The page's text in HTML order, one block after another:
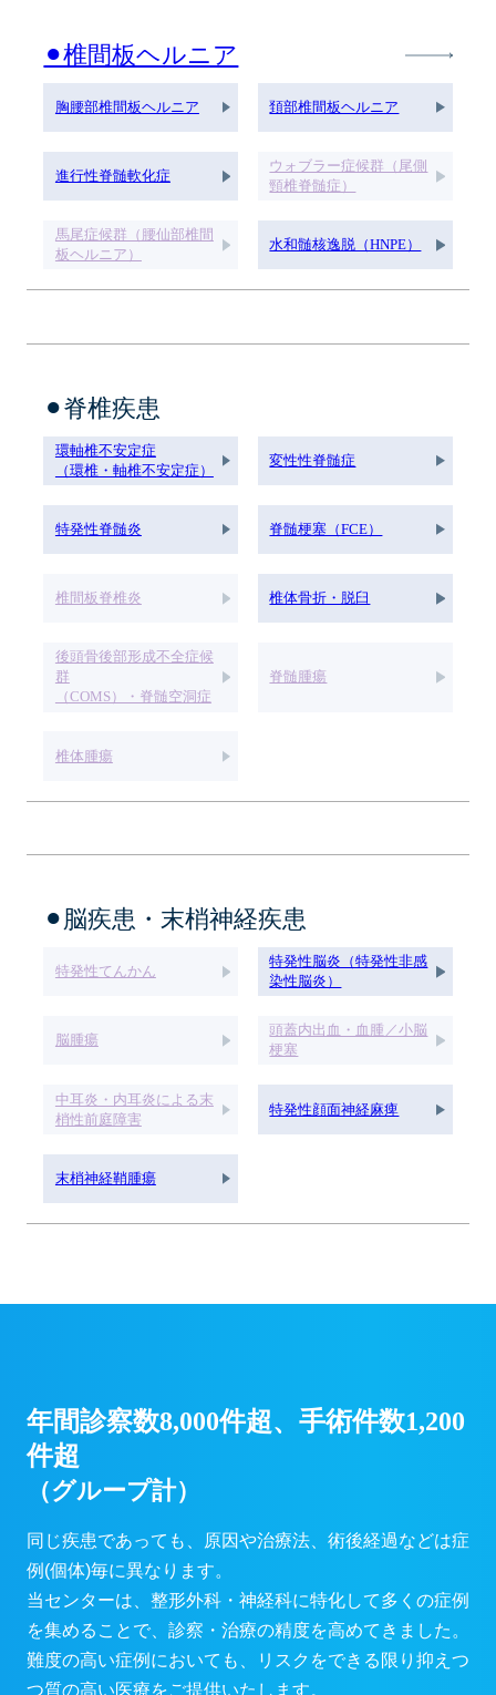
⚫︎椎間板ヘルニア
胸腰部椎間板ヘルニア 頚部椎間板ヘルニア
進行性脊髄軟化症
ウォブラー症候群（尾側
頸椎脊髄症）
馬尾症候群（腰仙部椎間
板ヘルニア）
水和髄核逸脱（HNPE）
⚫︎脊椎疾患
環軸椎不安定症
（環椎・軸椎不安定症）
変性性脊髄症
特発性脊髄炎 脊髄梗塞（FCE）
椎間板脊椎炎 椎体骨折・脱臼
後頭骨後部形成不全症候
群
（COMS）・脊髄空洞症
脊髄腫瘍
椎体腫瘍
⚫︎脳疾患・末梢神経疾患
特発性てんかん
特発性脳炎（特発性非感
染性脳炎）
脳腫瘍
頭蓋内出血・血腫／小脳
梗塞
中耳炎・内耳炎による末
梢性前庭障害
特発性顔面神経麻痺
末梢神経鞘腫瘍
年間診察数8,000件超、手術件数1,200
件超
（グループ計）
同じ疾患であっても、原因や治療法、術後経過などは症
例(個体)毎に異なります。
当センターは、整形外科・神経科に特化して多くの症例
を集めることで、診察・治療の精度を高めてきました。
難度の高い症例においても、リスクをできる限り抑えつ
つ質の高い医療をご提供いたします。